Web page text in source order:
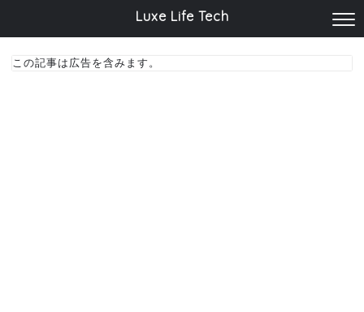
Luxe Life Tech
この記事は広告を含みます。